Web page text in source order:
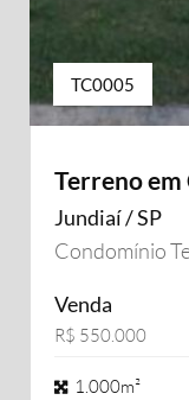
TC0005
Terreno
Jundiaí / SP
Condomínio
Venda
R$ 550.000
1.000m²